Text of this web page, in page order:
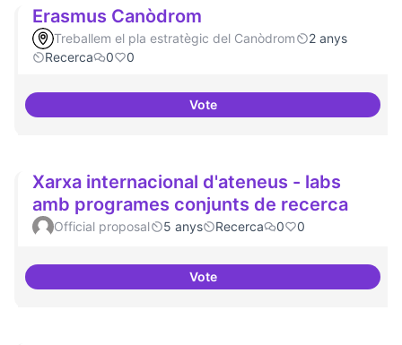
Erasmus Canòdrom
Treballem el pla estratègic del Canòdrom
2 anys
Recerca
0 0
VoteErasmus Canòdrom
Xarxa internacional d'ateneus - labs
amb programes conjunts de recerca
Official proposal 5 anys Recerca 0 0
VoteXarxa internacional d'ateneus -